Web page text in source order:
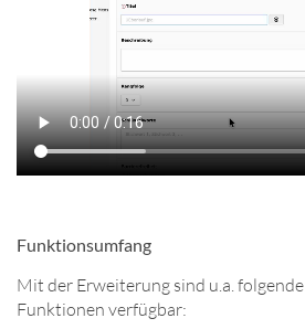
Funktionsumfang
Mit der Erweiterung sind u.a. folgende
Funktionen verfügbar: